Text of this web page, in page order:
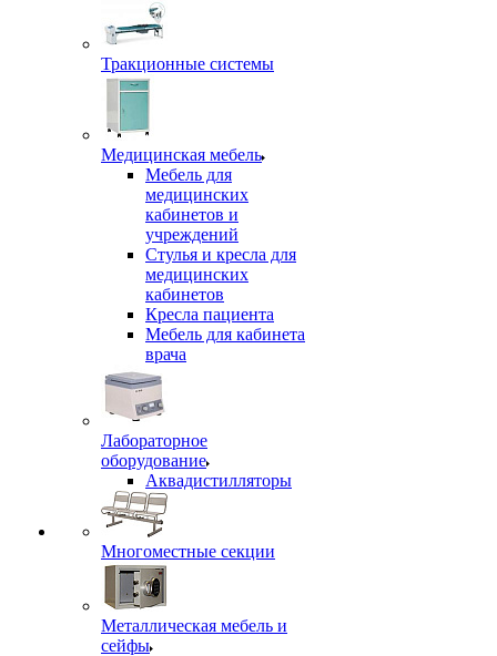
Тракционные системы
Медицинская мебель
Мебель для
медицинских
кабинетов и
учреждений
Стулья и кресла для
медицинских
кабинетов
Кресла пациента
Мебель для кабинета
врача
Лабораторное
оборудование
Аквадистилляторы
Многоместные секции
Металлическая мебель и
сейфы